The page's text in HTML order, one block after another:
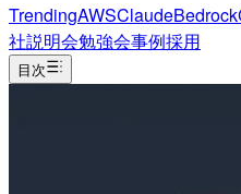
TrendingAWSClaudeBedrock
社説明会勉強会事例採用
目次